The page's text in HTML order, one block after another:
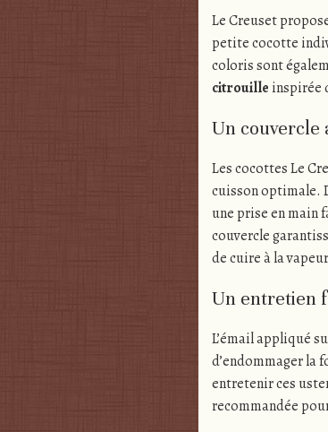
Le Creuset
petite cocotte
coloris sont
citrouille inspirée
Un couvercle
Les cocottes Le
cuisson optimale.
une prise en main
couvercle
de cuire à la
Un entretien
L’émail appliqué
d’endommager la
entretenir ces
recommandée